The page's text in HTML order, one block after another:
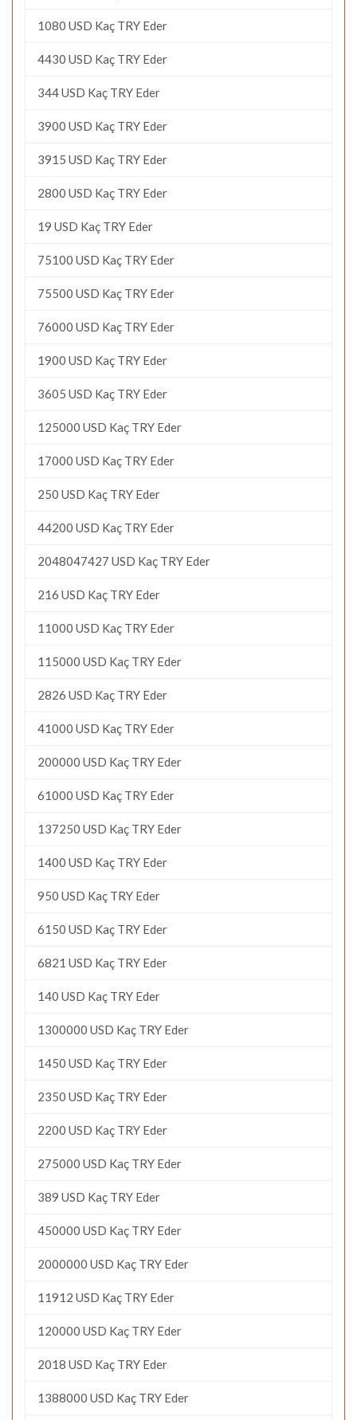
1080 USD Kaç TRY Eder
4430 USD Kaç TRY Eder
344 USD Kaç TRY Eder
3900 USD Kaç TRY Eder
3915 USD Kaç TRY Eder
2800 USD Kaç TRY Eder
19 USD Kaç TRY Eder
75100 USD Kaç TRY Eder
75500 USD Kaç TRY Eder
76000 USD Kaç TRY Eder
1900 USD Kaç TRY Eder
3605 USD Kaç TRY Eder
125000 USD Kaç TRY Eder
17000 USD Kaç TRY Eder
250 USD Kaç TRY Eder
44200 USD Kaç TRY Eder
2048047427 USD Kaç TRY Eder
216 USD Kaç TRY Eder
11000 USD Kaç TRY Eder
115000 USD Kaç TRY Eder
2826 USD Kaç TRY Eder
41000 USD Kaç TRY Eder
200000 USD Kaç TRY Eder
61000 USD Kaç TRY Eder
137250 USD Kaç TRY Eder
1400 USD Kaç TRY Eder
950 USD Kaç TRY Eder
6150 USD Kaç TRY Eder
6821 USD Kaç TRY Eder
140 USD Kaç TRY Eder
1300000 USD Kaç TRY Eder
1450 USD Kaç TRY Eder
2350 USD Kaç TRY Eder
2200 USD Kaç TRY Eder
275000 USD Kaç TRY Eder
389 USD Kaç TRY Eder
450000 USD Kaç TRY Eder
2000000 USD Kaç TRY Eder
11912 USD Kaç TRY Eder
120000 USD Kaç TRY Eder
2018 USD Kaç TRY Eder
1388000 USD Kaç TRY Eder